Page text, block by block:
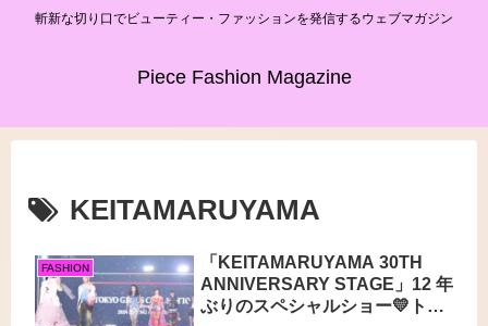
斬新な切り口でビューティー・ファッションを発信するウェブマガジン
Piece Fashion Magazine
KEITAMARUYAMA
FASHION
「KEITAMARUYAMA 30TH
ANNIVERSARY STAGE」12 年
ぶりのスペシャルショー💛トッ